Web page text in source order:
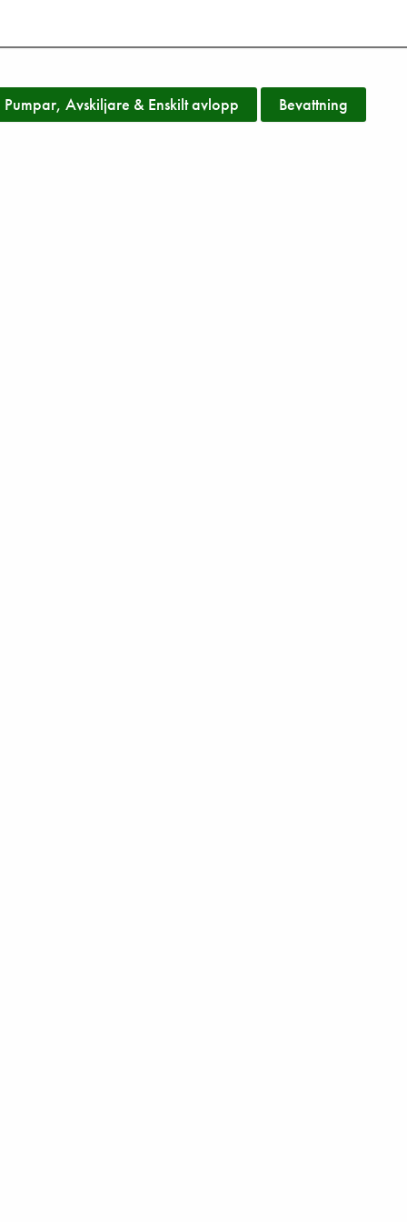
Pumpar, Avskiljare & Enskilt avlopp Bevattning